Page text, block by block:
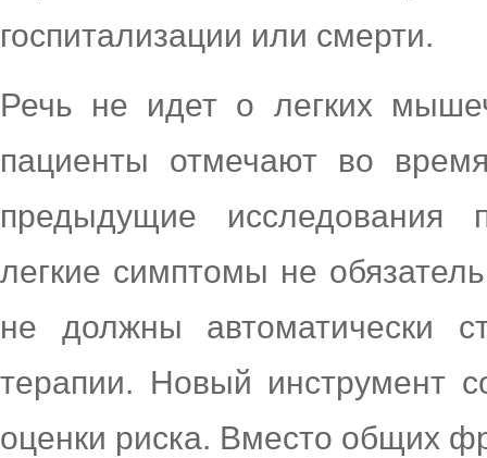
госпитализации или смерти.
Речь не идет о легких
пациенты отмечают во
предыдущие исследования
легкие симптомы не
не должны автоматически
терапии. Новый инструмент
оценки риска. Вместо общих